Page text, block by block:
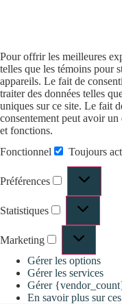
Pour offrir les meilleures
telles que les témoins pour
appareils. Le fait de
traiter des données telles
uniques sur ce site. Le fait
consentement peut avoir
et fonctions.
Fonctionnel
Toujours
Préférences
Statistiques
Marketing
Gérer les options
Gérer les services
Gérer
En savoir plus sur